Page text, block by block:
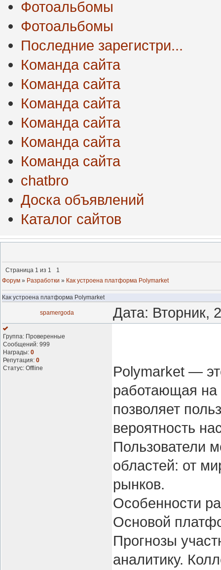
Фотоальбомы
Фотоальбомы
Последние зарегистри...
Команда сайта
Команда сайта
Команда сайта
Команда сайта
Команда сайта
Команда сайта
chatbro
Доска объявлений
Каталог сайтов
Страница 1 из 1
1
Форум » Разработки » Как устроена платформа Polymarket
Как устроена платформа Polymarket
spamergoda Дата: Вторник,
Группа: Проверенные
Сообщений: 999
Награды: 0
Репутация: 0
Статус: Offline
Polymarket —
работающая на
позволяет
вероятность
Пользователи
областей: от
рынков.
Особенности
Основой
Прогнозы
аналитику.